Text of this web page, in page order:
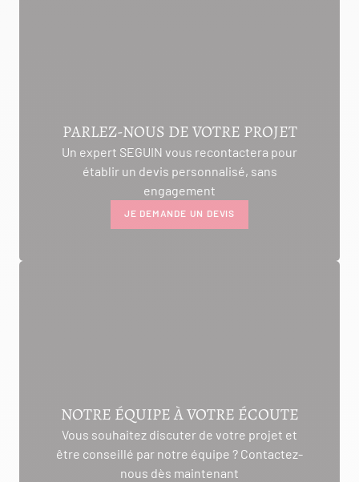
PARLEZ-NOUS DE VOTRE PROJET
Un expert SEGUIN vous recontactera pour
établir un devis personnalisé, sans
engagement
JE DEMANDE UN DEVIS
NOTRE ÉQUIPE À VOTRE ÉCOUTE
Vous souhaitez discuter de votre projet et
être conseillé par notre équipe ? Contactez-
nous dès maintenant